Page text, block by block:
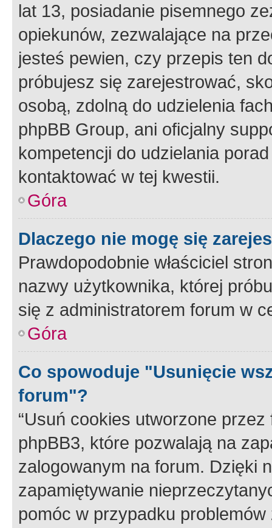
lat 13, posiadanie pisemnego
opiekunów, zezwalające na
jesteś pewien, czy przepis ten
próbujesz się zarejestrować,
osobą, zdolną do udzielenia
phpBB Group, ani oficjalny
kompetencji do udzielania
kontaktować w tej kwestii.
Góra
Dlaczego nie mogę się
Prawdopodobnie właściciel
nazwy użytkownika, której
się z administratorem forum w
Góra
Co spowoduje "Usunięcie
forum"?
“Usuń cookies utworzone
phpBB3, które pozwalają na
zalogowanym na forum. Dzięki
zapamiętywanie
pomóc w przypadku